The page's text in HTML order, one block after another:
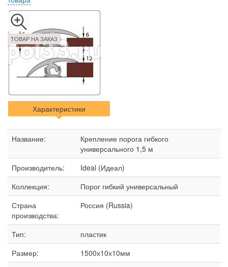
ТОВАР НА ЗАКАЗ
Характеристики
Название:
Крепление порога гибкого
универсального 1,5 м
Производитель:
Ideal (Идеал)
Коллекция:
Порог гибкий универсальный
Страна
производства:
Россия (Russia)
Тип:
пластик
Размер:
1500х10х10мм